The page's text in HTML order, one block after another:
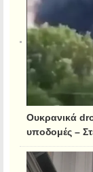
Ουκρανικά
υποδομές –